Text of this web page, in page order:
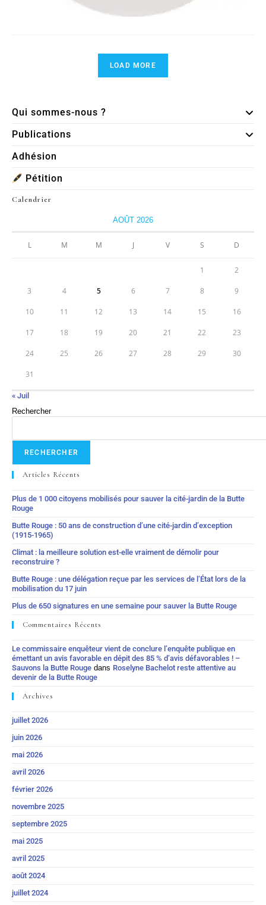
LOAD MORE
Qui sommes-nous ?
Publications
Adhésion
Pétition
Calendrier
AOÛT 2026
L M M J V S D
1 2
3 4 5 6 7 8 9
10 11 12 13 14 15 16
17 18 19 20 21 22 23
24 25 26 27 28 29 30
31
« Juil
Rechercher
RECHERCHER
Articles Récents
Plus de 1 000 citoyens mobilisés pour sauver la cité-jardin de la Butte
Rouge
Butte Rouge : 50 ans de construction d’une cité-jardin d’exception
(1915-1965)
Climat : la meilleure solution est-elle vraiment de démolir pour
reconstruire ?
Butte Rouge : une délégation reçue par les services de l’État lors de la
mobilisation du 17 juin
Plus de 650 signatures en une semaine pour sauver la Butte Rouge
Commentaires Récents
Le commissaire enquêteur vient de conclure l’enquête publique en
émettant un avis favorable en dépit des 85 % d’avis défavorables ! –
Sauvons la Butte Rouge dans Roselyne Bachelot reste attentive au
devenir de la Butte Rouge
Archives
juillet 2026
juin 2026
mai 2026
avril 2026
février 2026
novembre 2025
septembre 2025
mai 2025
avril 2025
août 2024
juillet 2024